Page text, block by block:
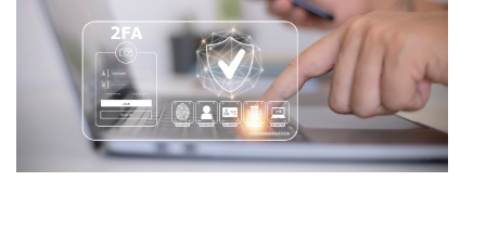
Geräteanalyse und Datensicherung
Internetsuche
Wie regeln Sie ihren digitalen Nachlass